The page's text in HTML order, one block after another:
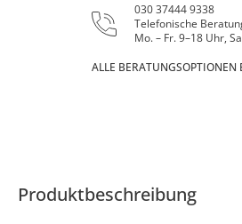
030 37444 9338
Telefonische
Mo. – Fr. 9–18 Uhr,
ALLE BERATUNGSOPTIONEN
Produktbeschreibung